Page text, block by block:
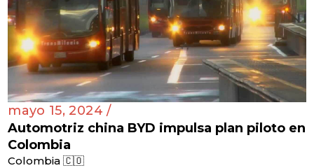
mayo 15, 2024 /
Automotriz china BYD impulsa plan piloto en
Colombia
Colombia 🇨🇴